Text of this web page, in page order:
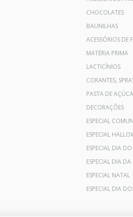
CHOCOLATES
BAUNILHAS
ACESSÓRIOS DE
MATÉRIA PRIMA
LACTICÍNIOS
CORANTES,
PASTA DE
DECORAÇÕES
ESPECIAL
ESPECIAL
ESPECIAL DIA
ESPECIAL DIA DA
ESPECIAL NATAL
ESPECIAL DIA